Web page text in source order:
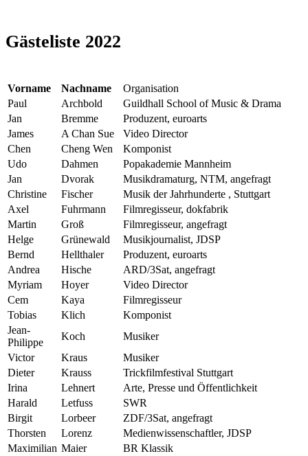
Gästeliste 2022
Vorname Nachname
Organisation
Paul
Archbold
Guildhall School of Music & Drama
Jan
Bremme
Produzent, euroarts
James
A Chan Sue
Video Director
Chen
Cheng Wen
Komponist
Udo
Dahmen
Popakademie Mannheim
Jan
Dvorak
Musikdramaturg, NTM, angefragt
Christine
Fischer
Musik der Jahrhunderte , Stuttgart
Axel
Fuhrmann
Filmregisseur, dokfabrik
Martin
Groß
Filmregisseur, angefragt
Helge
Grünewald
Musikjournalist, JDSP
Bernd
Hellthaler
Produzent, euroarts
Andrea
Hische
ARD/3Sat, angefragt
Myriam
Hoyer
Video Director
Cem
Kaya
Filmregisseur
Tobias
Klich
Komponist
Jean-
Philippe
Koch
Musiker
Victor
Kraus
Musiker
Dieter
Krauss
Trickfilmfestival Stuttgart
Irina
Lehnert
Arte, Presse und Öffentlichkeit
Harald
Letfuss
SWR
Birgit
Lorbeer
ZDF/3Sat, angefragt
Thorsten
Lorenz
Medienwissenschaftler, JDSP
Maximilian Maier
BR Klassik